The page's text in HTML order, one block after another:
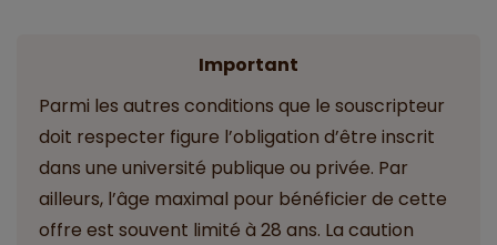
Important
Parmi les autres conditions que le souscripteur
doit respecter figure l’obligation d’être inscrit
dans une université publique ou privée. Par
ailleurs, l’âge maximal pour bénéficier de cette
offre est souvent limité à 28 ans. La caution